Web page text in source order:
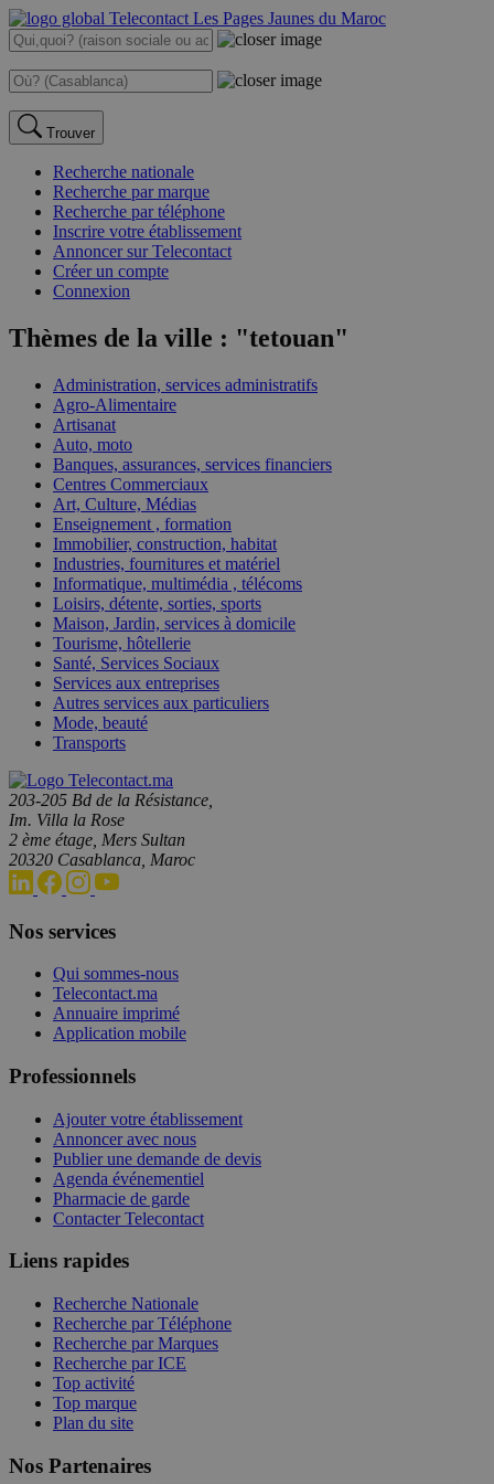
Trouver
Recherche nationale
Recherche par marque
Recherche par téléphone
Inscrire votre établissement
Annoncer sur Telecontact
Créer un compte
Connexion
Thèmes de la ville : "tetouan"
Administration, services administratifs
Agro-Alimentaire
Artisanat
Auto, moto
Banques, assurances, services financiers
Centres Commerciaux
Art, Culture, Médias
Enseignement , formation
Immobilier, construction, habitat
Industries, fournitures et matériel
Informatique, multimédia , télécoms
Loisirs, détente, sorties, sports
Maison, Jardin, services à domicile
Tourisme, hôtellerie
Santé, Services Sociaux
Services aux entreprises
Autres services aux particuliers
Mode, beauté
Transports
203-205 Bd de la Résistance,
Im. Villa la Rose
2 ème étage, Mers Sultan
20320 Casablanca, Maroc
Nos services
Qui sommes-nous
Telecontact.ma
Annuaire imprimé
Application mobile
Professionnels
Ajouter votre établissement
Annoncer avec nous
Publier une demande de devis
Agenda événementiel
Pharmacie de garde
Contacter Telecontact
Liens rapides
Recherche Nationale
Recherche par Téléphone
Recherche par Marques
Recherche par ICE
Top activité
Top marque
Plan du site
Nos Partenaires